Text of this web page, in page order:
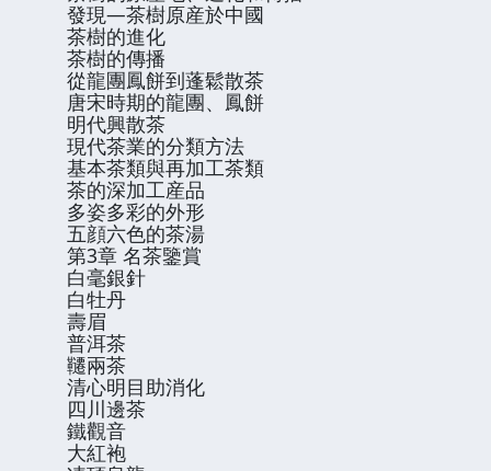
發現—茶樹原産於中國
茶樹的進化
茶樹的傳播
從龍團鳳餅到蓬鬆散茶
唐宋時期的龍團、鳳餅
明代興散茶
現代茶業的分類方法
基本茶類與再加工茶類
茶的深加工産品
多姿多彩的外形
五顔六色的茶湯
第3章 名茶鑒賞
白毫銀針
白牡丹
壽眉
普洱茶
韆兩茶
清心明目助消化
四川邊茶
鐵觀音
大紅袍